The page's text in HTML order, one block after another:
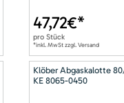
47,72€*
pro Stück
*inkl. MwSt zzgl. Versand
Klöber Abgaskalotte
KE 8065-0450